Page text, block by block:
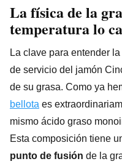
La física de la
temperatura lo
La clave para entender
de servicio del jamón
de su grasa. Como ya
bellota es
mismo ácido graso
Esta composición tiene
punto de fusión de la